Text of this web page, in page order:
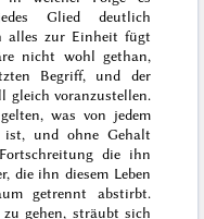
Glied deutlich
alles zur Einheit fügt
nicht wohl gethan,
Begriff, und der
gleich voranzustellen.
was von jedem
ist, und ohne Gehalt
die ihn
die ihn diesem Leben
getrennt abstirbt.
zu gehen, sträubt sich